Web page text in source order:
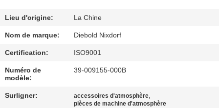
CONTRÔLE
QUALITÉ
CONTACTEZ-
NOUS
Lieu d'origine: La Chine
Nom de marque: Diebold Nixdorf
Certification: ISO9001
Numéro de
modèle:
39-009155-000B
Surligner: accessoires d'atmosphère,
pièces de machine d'atmosphère